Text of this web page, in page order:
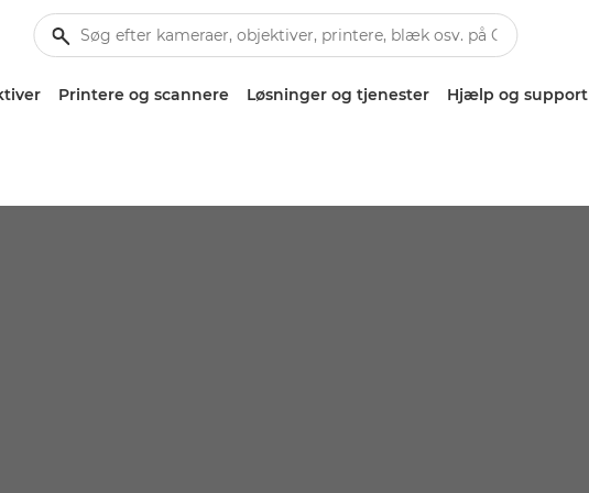
Printere og scannere Løsninger og tjenester Hjælp og support